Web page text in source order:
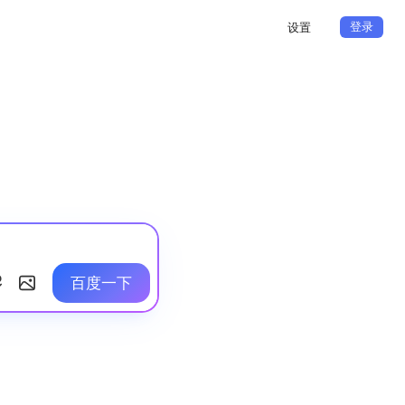
设置 登录
百度一下